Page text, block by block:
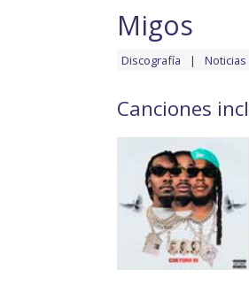
Migos
Discografía Noticias
Canciones